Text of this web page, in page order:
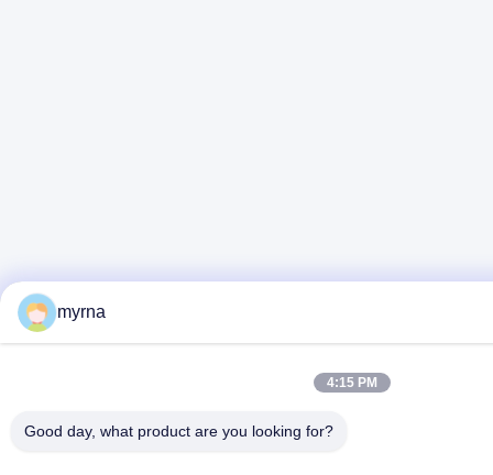
myrna
4:15 PM
Good day, what product are you looking for?